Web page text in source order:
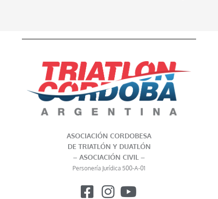
ASOCIACIÓN CORDOBESA
DE TRIATLÓN Y DUATLÓN
– ASOCIACIÓN CIVIL –
Personería Jurídica 500-A-01